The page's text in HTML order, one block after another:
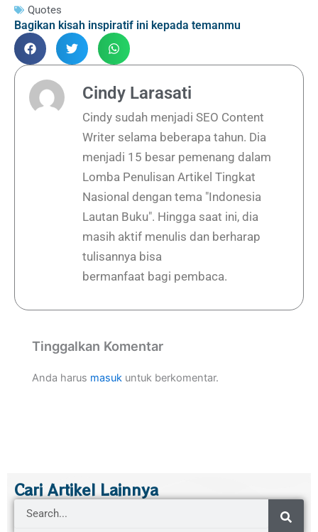
Quotes
Tinggalkan Komentar
Anda harus masuk untuk berkomentar.
Bagikan kisah inspiratif ini kepada temanmu
Cindy Larasati
Cindy sudah menjadi SEO Content
Writer selama beberapa tahun. Dia
menjadi 15 besar pemenang dalam
Lomba Penulisan Artikel Tingkat
Nasional dengan tema "Indonesia
Lautan Buku". Hingga saat ini, dia
masih aktif menulis dan berharap
tulisannya bisa
bermanfaat bagi pembaca.
Cari Artikel Lainnya